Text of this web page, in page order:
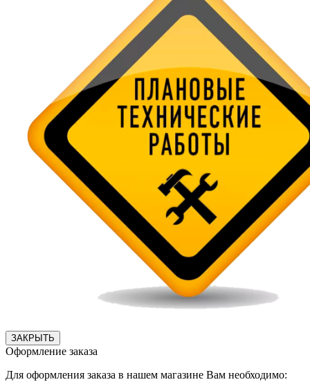
ЗАКРЫТЬ
Оформление заказа
Для оформления заказа в нашем магазине Вам необходимо: